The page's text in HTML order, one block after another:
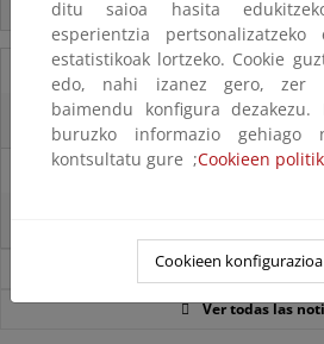
05/08/2025
La reserva hídrica española se encuentra al
29/07/2025
Noticias sobre
Ver todas las
ditu saioa hasita
esperientzia pertsonalizatzeko
estatistikoak lortzeko. Cookie
edo, nahi izanez gero, zer
baimendu konfigura dezakezu.
buruzko informazio gehiago
kontsultatu gure ;Cookieen
Cookieen konfigurazioa